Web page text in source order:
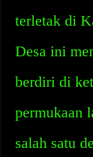
terletak di
Desa ini
berdiri di
permukaan
salah satu